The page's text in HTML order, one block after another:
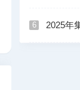
6 2025年